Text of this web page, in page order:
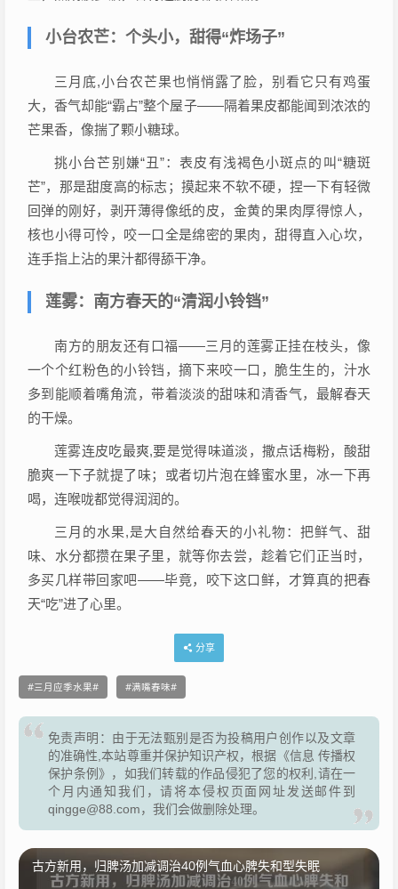
小台农芒：个头小，甜得“炸场子”
三月底,小台农芒果也悄悄露了脸，别看它只有鸡蛋
大，香气却能“霸占”整个屋子——隔着果皮都能闻到浓浓的
芒果香，像揣了颗小糖球。
挑小台芒别嫌“丑”：表皮有浅褐色小斑点的叫“糖斑
芒”，那是甜度高的标志；摸起来不软不硬，捏一下有轻微
回弹的刚好，剥开薄得像纸的皮，金黄的果肉厚得惊人，
核也小得可怜，咬一口全是绵密的果肉，甜得直入心坎，
连手指上沾的果汁都得舔干净。
莲雾：南方春天的“清润小铃铛”
南方的朋友还有口福——三月的莲雾正挂在枝头，像
一个个红粉色的小铃铛，摘下来咬一口，脆生生的，汁水
多到能顺着嘴角流，带着淡淡的甜味和清香气，最解春天
的干燥。
莲雾连皮吃最爽,要是觉得味道淡，撒点话梅粉，酸甜
脆爽一下子就提了味；或者切片泡在蜂蜜水里，冰一下再
喝，连喉咙都觉得润润的。
三月的水果,是大自然给春天的小礼物：把鲜气、甜
味、水分都攒在果子里，就等你去尝，趁着它们正当时，
多买几样带回家吧——毕竟，咬下这口鲜，才算真的把春
天“吃”进了心里。
分享
三月应季水果 满嘴春味
免责声明：由于无法甄别是否为投稿用户创作以及文章
的准确性,本站尊重并保护知识产权，根据《信息 传播权
保护条例》，如我们转载的作品侵犯了您的权利,请在一
个月内通知我们，请将本侵权页面网址发送邮件到
qingge@88.com，我们会做删除处理。
古方新用，归脾汤加减调治40例气血心脾失和型失眠